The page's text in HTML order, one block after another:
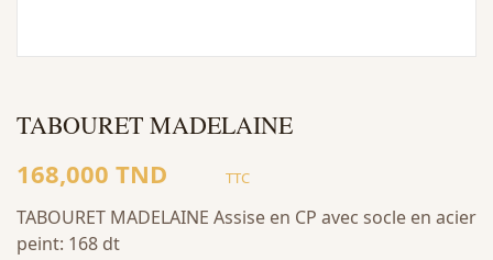
TABOURET MADELAINE
168,000 TND TTC
TABOURET MADELAINE Assise en CP avec socle en acier
peint: 168 dt